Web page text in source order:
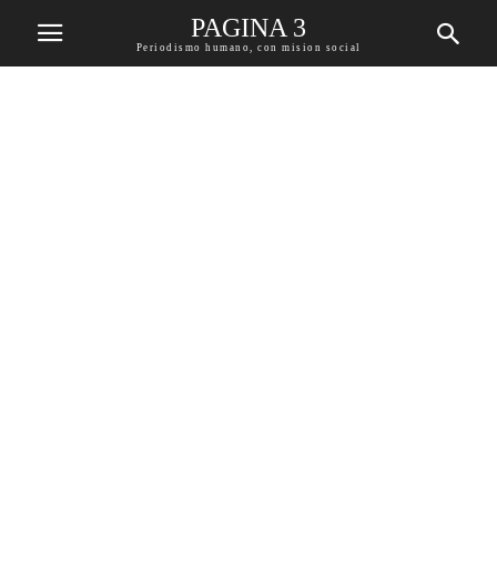
PAGINA 3
Periodismo humano, con mision social